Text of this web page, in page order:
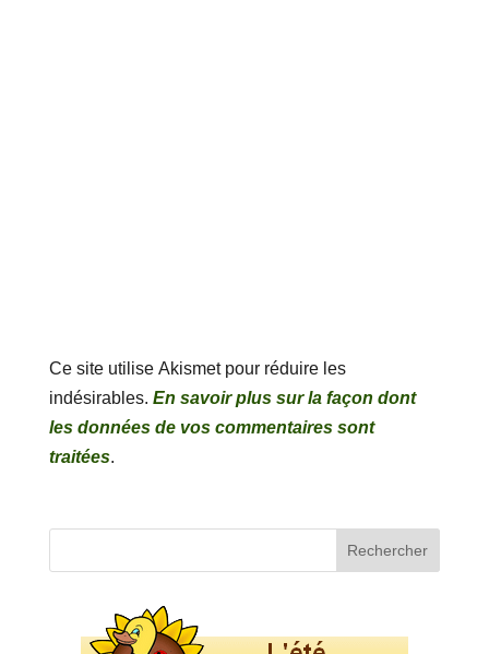
Ce site utilise Akismet pour réduire les
indésirables. En savoir plus sur la façon dont
les données de vos commentaires sont
traitées.